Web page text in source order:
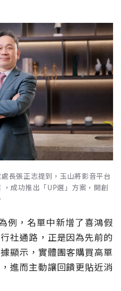
長張正志提到，玉山將影音平台
成功推出「UP選」方案，開創
例，名單中新增了喜鴻假
社通路，正是因為先前的
顯示，實體團客購買高單
進而主動讓回饋更貼近消